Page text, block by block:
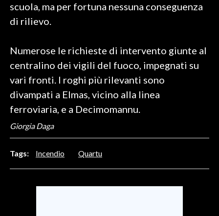
INFO AZIENDE
ABBONATI
NECROLOGI
PUBBLICITÀ
SPIAGGE
STORE
scuola, ma per fortuna nessuna conseguenza
di rilievo.
Numerose le richieste di intervento giunte al
centralino dei vigili del fuoco, impegnati su
vari fronti. I roghi più rilevanti sono
divampati a Elmas, vicino alla linea
ferroviaria, e a Decimomannu.
Giorgia Daga
Tags: Incendio Quartu